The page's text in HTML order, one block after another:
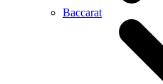
Baccarat